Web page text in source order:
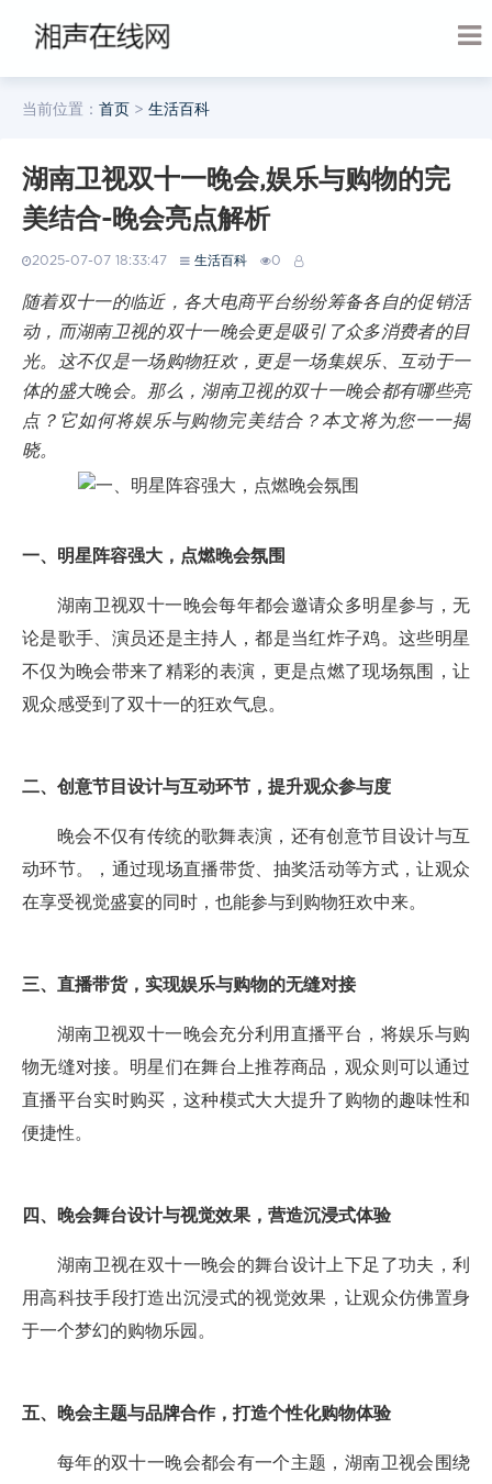
当前位置： 首页 > 生活百科
湖南卫视双十一晚会,娱乐与购物的完
美结合-晚会亮点解析
2025-07-07 18:33:47 生活百科 0
随着双十一的临近，各大电商平台纷纷筹备各自的促销活
动，而湖南卫视的双十一晚会更是吸引了众多消费者的目
光。这不仅是一场购物狂欢，更是一场集娱乐、互动于一
体的盛大晚会。那么，湖南卫视的双十一晚会都有哪些亮
点？它如何将娱乐与购物完美结合？本文将为您一一揭
晓。
一、明星阵容强大，点燃晚会氛围
湖南卫视双十一晚会每年都会邀请众多明星参与，无
论是歌手、演员还是主持人，都是当红炸子鸡。这些明星
不仅为晚会带来了精彩的表演，更是点燃了现场氛围，让
观众感受到了双十一的狂欢气息。
二、创意节目设计与互动环节，提升观众参与度
晚会不仅有传统的歌舞表演，还有创意节目设计与互
动环节。，通过现场直播带货、抽奖活动等方式，让观众
在享受视觉盛宴的同时，也能参与到购物狂欢中来。
三、直播带货，实现娱乐与购物的无缝对接
湖南卫视双十一晚会充分利用直播平台，将娱乐与购
物无缝对接。明星们在舞台上推荐商品，观众则可以通过
直播平台实时购买，这种模式大大提升了购物的趣味性和
便捷性。
四、晚会舞台设计与视觉效果，营造沉浸式体验
湖南卫视在双十一晚会的舞台设计上下足了功夫，利
用高科技手段打造出沉浸式的视觉效果，让观众仿佛置身
于一个梦幻的购物乐园。
五、晚会主题与品牌合作，打造个性化购物体验
每年的双十一晚会都会有一个主题，湖南卫视会围绕